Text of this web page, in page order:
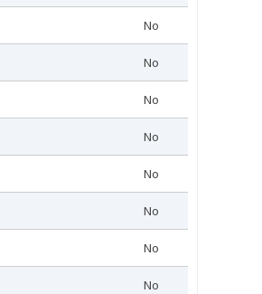
No
No
No
No
No
No
No
No